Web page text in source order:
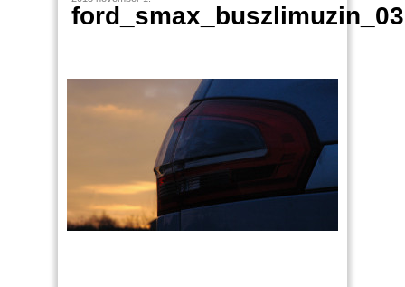
ford_smax_buszlimuzin_03